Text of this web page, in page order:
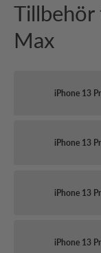
Tillbehör
Max
iPhone 13
iPhone 13
iPhone 13
iPhone 13